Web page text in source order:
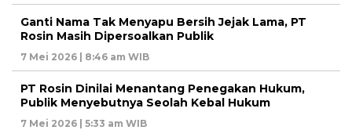
Ganti Nama Tak Menyapu Bersih Jejak Lama, PT
Rosin Masih Dipersoalkan Publik
7 Mei 2026 | 8:46 am WIB
PT Rosin Dinilai Menantang Penegakan Hukum,
Publik Menyebutnya Seolah Kebal Hukum
7 Mei 2026 | 5:33 am WIB